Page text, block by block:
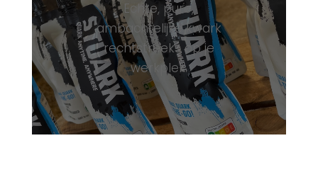
Echte, pure,
ambachtelijke kwark
rechtstreeks op je
werkplek.